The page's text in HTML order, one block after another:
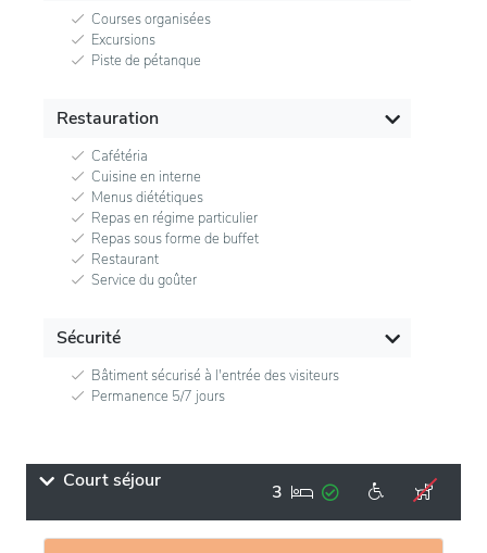
Courses organisées
Excursions
Piste de pétanque
Restauration
Cafétéria
Cuisine en interne
Menus diététiques
Repas en régime particulier
Repas sous forme de buffet
Restaurant
Service du goûter
Sécurité
Bâtiment sécurisé à l'entrée des visiteurs
Permanence 5/7 jours
Court séjour 3